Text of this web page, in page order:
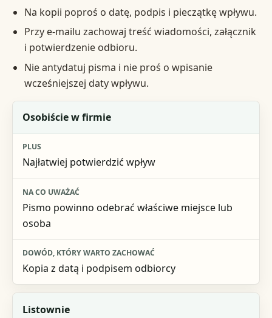
Na kopii poproś o datę, podpis i pieczątkę wpływu.
Przy e-mailu zachowaj treść wiadomości, załącznik
i potwierdzenie odbioru.
Nie antydatuj pisma i nie proś o wpisanie
wcześniejszej daty wpływu.
Forma złożenia
Plus
Na co uważać
Osobiście w firmie
Najłatwiej potwierdzić wpływ
Pismo powinno odebrać właściwe miejsce lub
osoba
Kopia z datą i podpisem odbiorcy
Listownie